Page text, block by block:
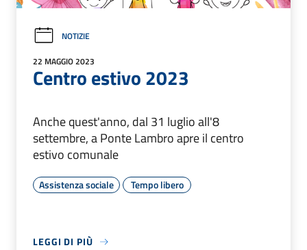
NOTIZIE
22 MAGGIO 2023
Centro estivo 2023
Anche quest'anno, dal 31 luglio all'8
settembre, a Ponte Lambro apre il centro
estivo comunale
Assistenza sociale Tempo libero
LEGGI DI PIÙ